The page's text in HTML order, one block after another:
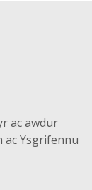
ac awdur
ac Ysgrifennu